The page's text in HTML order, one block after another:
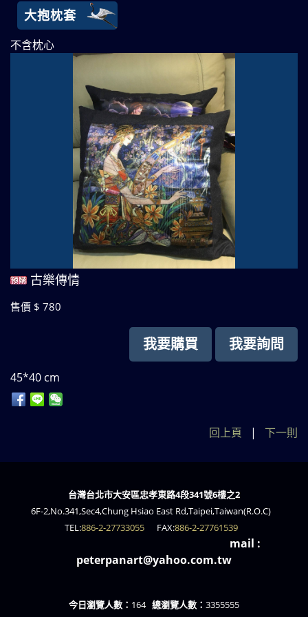
大抱枕套
不含枕心
古樂傳情
售價 $ 780
我要購買 我要詢問
45*40 cm
回上頁 | 下一則
台灣台北市大安區忠孝東路4段341號6樓之2
6F-2,No.341,Sec4,Chung Hsiao East Rd,Taipei,Taiwan(R.O.C)
TEL:886-2-27733055 FAX:886-2-27761539
mail :
peterpanart@yahoo.com.tw
今日瀏覽人數： 164 總瀏覽人數： 3355555